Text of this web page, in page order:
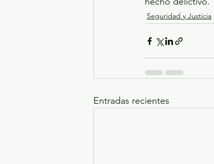
Seguridad y Justicia
Entradas recientes